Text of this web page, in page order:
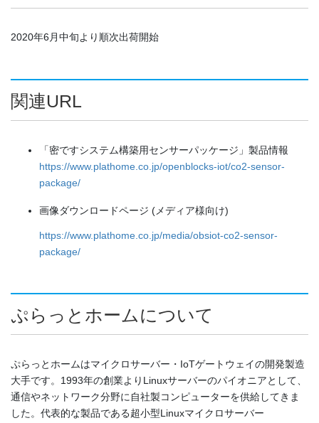
2020年6月中旬より順次出荷開始
関連URL
「密ですシステム構築用センサーパッケージ」製品情報
https://www.plathome.co.jp/openblocks-iot/co2-sensor-
package/
画像ダウンロードページ (メディア様向け)
https://www.plathome.co.jp/media/obsiot-co2-sensor-
package/
ぷらっとホームについて
ぷらっとホームはマイクロサーバー・IoTゲートウェイの開発製造
大手です。1993年の創業よりLinuxサーバーのパイオニアとして、
通信やネットワーク分野に自社製コンピューターを供給してきま
した。代表的な製品である超小型Linuxマイクロサーバー